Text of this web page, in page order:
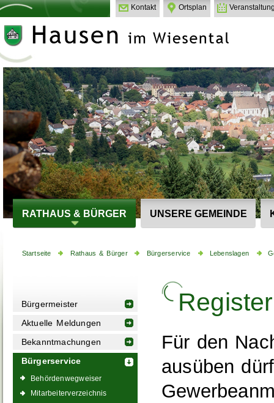
Kontakt Ortsplan
RATHAUS & BÜRGER UNSERE GEMEINDE
Startseite Rathaus & Bürger Bürgerservice Lebenslagen
Bürgermeister
Aktuelle Meldungen
Bekanntmachungen
Bürgerservice
Behördenwegweiser
Mitarbeiterverzeichnis
Für den
ausüben